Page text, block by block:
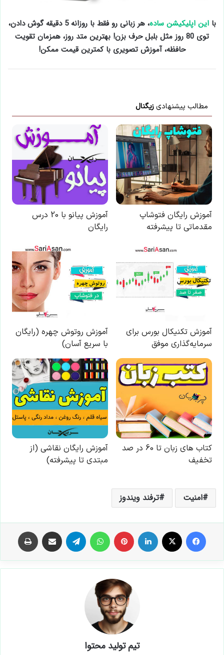
بااین اپلیکیشن ساده
، هر زبانی رو فقط با روزانه 5 دقیقه گوش دادن،
توی 80 روز مثل بلبل حرف بزن! بهترین متد روز، همزمان تقویت
حافظه، آموزش تصویری با کمترین قیمت ممکن!
امنیت ترفند ویندوز
فیس بوک لینکدین ‫پین‌ترست تلگرام اشتراک گذاری از طریق ایمیل
تیم تولید محتوا